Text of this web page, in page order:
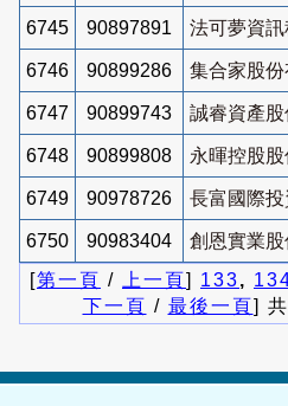
6745 90897891 法可夢資訊
6746 90899286 集合家股份
6747 90899743 誠睿資產股
6748 90899808 永暉控股股
6749 90978726 長富國際投
6750 90983404
創恩實業股
[第一頁 / 上一頁] 133,
下一頁 / 最後一頁]